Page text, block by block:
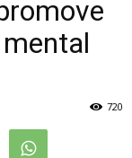
720